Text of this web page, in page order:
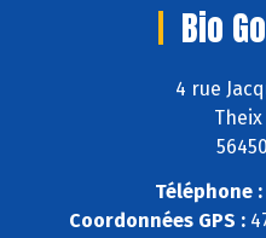
Bio
4 rue
Téléphone :
Coordonnées GPS :